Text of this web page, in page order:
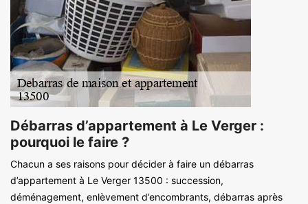
Débarras d’appartement à Le Verger :
pourquoi le faire ?
Chacun a ses raisons pour décider à faire un débarras
d’appartement à Le Verger 13500 : succession,
déménagement, enlèvement d’encombrants, débarras après